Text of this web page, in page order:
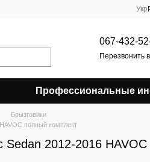
Укр
067-432-
Перезвонить
Профессиональные
Брызговики
полный комплект
Sedan 2012-2016 HAVOC